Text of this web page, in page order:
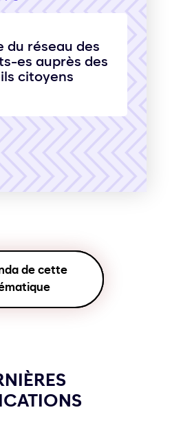
du réseau des
es auprès des
citoyens
de cette